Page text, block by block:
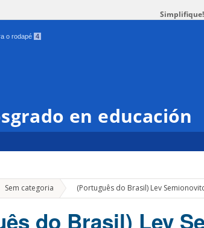
Simplifique!
o rodapé 4
en educación
Sem categoria » (Português do Brasil) Lev
do Brasil) Lev